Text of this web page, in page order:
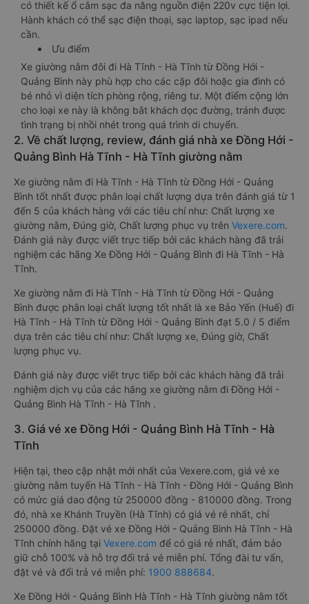
có thiết kế ổ cắm sạc đa năng nguồn điện 220v cực tiện lợi.
Hành khách có thể sạc điện thoại, sạc laptop, sạc ipad nếu
cần.
Ưu điểm
Xe giường nằm đôi đi Hà Tĩnh - Hà Tĩnh từ Đồng Hới -
Quảng Bình này phù hợp cho các cặp đôi hoặc gia đình có
bé nhỏ vì diện tích phòng rộng, riêng tư. Một điểm cộng lớn
cho loại xe này là không bắt khách dọc đường, tránh được
tình trạng bị nhồi nhét trong quá trình di chuyển.
2. Về chất lượng, review, đánh giá nhà xe Đồng Hới -
Quảng Bình Hà Tĩnh - Hà Tĩnh giường nằm
Xe giường nằm đi Hà Tĩnh - Hà Tĩnh từ Đồng Hới - Quảng
Bình tốt nhất được phân loại chất lượng dựa trên đánh giá từ 1
đến 5 của khách hàng với các tiêu chí như: Chất lượng xe
giường nằm, Đúng giờ, Chất lượng phục vụ trên Vexere.com.
Đánh giá này được viết trực tiếp bởi các khách hàng đã trải
nghiệm các hãng Xe Đồng Hới - Quảng Bình đi Hà Tĩnh - Hà
Tĩnh.
Xe giường nằm đi Hà Tĩnh - Hà Tĩnh từ Đồng Hới - Quảng
Bình được phân loại chất lượng tốt nhất là xe Bảo Yến (Huế) đi
Hà Tĩnh - Hà Tĩnh từ Đồng Hới - Quảng Bình đạt 5.0 / 5 điểm
dựa trên các tiêu chí như: Chất lượng xe, Đúng giờ, Chất
lượng phục vụ.
Đánh giá này được viết trực tiếp bởi các khách hàng đã trải
nghiệm dịch vụ của các hãng xe giường nằm đi Đồng Hới -
Quảng Bình Hà Tĩnh - Hà Tĩnh .
3. Giá vé xe Đồng Hới - Quảng Bình Hà Tĩnh - Hà
Tĩnh
Hiện tại, theo cập nhật mới nhất của Vexere.com, giá vé xe
giường nằm tuyến Hà Tĩnh - Hà Tĩnh - Đồng Hới - Quảng Bình
có mức giá dao động từ 250000 đồng - 810000 đồng. Trong
đó, nhà xe Khánh Truyền (Hà Tĩnh) có giá vé rẻ nhất, chỉ
250000 đồng. Đặt vé xe Đồng Hới - Quảng Bình Hà Tĩnh - Hà
Tĩnh chính hãng tại Vexere.com để có giá rẻ nhất, đảm bảo
giữ chỗ 100% và hỗ trợ đổi trả vé miễn phí. Tổng đài tư vấn,
đặt vé và đổi trả vé miễn phí: 1900 888684.
Xe Đồng Hới - Quảng Bình Hà Tĩnh - Hà Tĩnh giường nằm tốt